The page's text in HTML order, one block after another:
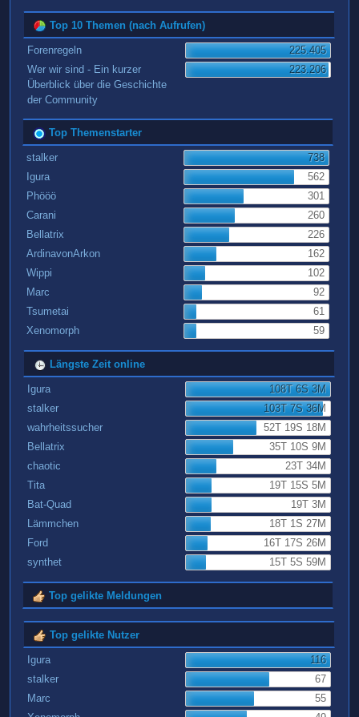
Top 10 Themen (nach Aufrufen)
Forenregeln
225.405
Wer wir sind - Ein kurzer
Überblick über die Geschichte
der Community
223.206
Top Themenstarter
stalker
738
Igura
562
Phööö
301
Carani
260
Bellatrix
226
ArdinavonArkon
162
Wippi
102
Marc
92
Tsumetai
61
Xenomorph
59
Längste Zeit online
Igura
108T 6S 3M
stalker
103T 7S 36M
wahrheitssucher
52T 19S 18M
Bellatrix
35T 10S 9M
chaotic
23T 34M
Tita
19T 15S 5M
Bat-Quad
19T 3M
Lämmchen
18T 1S 27M
Ford
16T 17S 26M
synthet
15T 5S 59M
Top gelikte Meldungen
Top gelikte Nutzer
Igura
116
stalker
67
Marc
55